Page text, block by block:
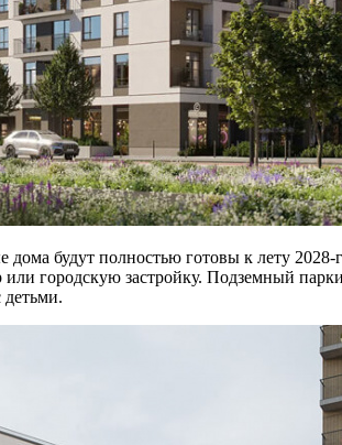
дома будут полностью готовы к лету
городскую застройку. Подземный
детьми.